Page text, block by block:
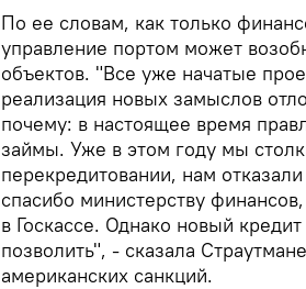
По ее словам, как только
управление портом может
объектов. "Все уже начатые
реализация новых замыслов
почему: в настоящее время
займы. Уже в этом году мы
перекредитовании, нам
спасибо министерству
в Госкассе. Однако новый
позволить", - сказала
американских санкций.